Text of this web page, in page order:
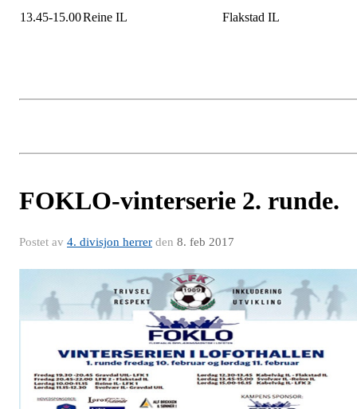
13.45-15.00Reine IL Flakstad IL
FOKLO-vinterserie 2. runde.
Postet av 4. divisjon herrer den 8. feb 2017